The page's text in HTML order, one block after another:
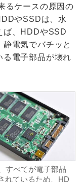
るケースの原因の
やSSDは、水
ば、HDDやSSD
電気でバチッと
る電子部品が壊れ
すべてが電子部品
れているため、HD